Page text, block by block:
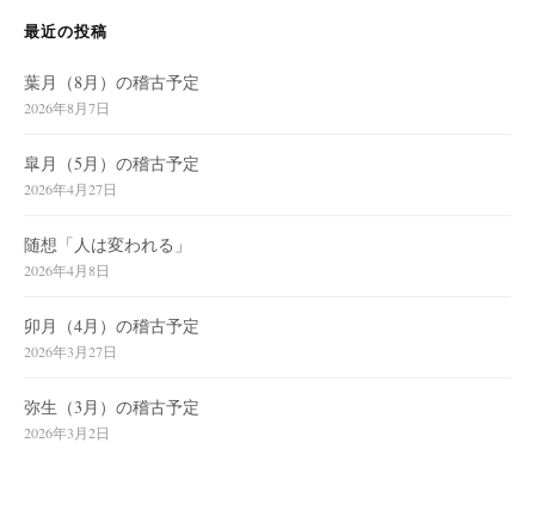
最近の投稿
葉月（8月）の稽古予定
2026年8月7日
皐月（5月）の稽古予定
2026年4月27日
随想「人は変われる」
2026年4月8日
卯月（4月）の稽古予定
2026年3月27日
弥生（3月）の稽古予定
2026年3月2日